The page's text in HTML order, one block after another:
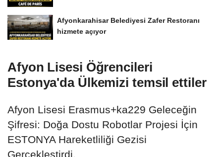
Afyonkarahisar Belediyesi Zafer Restoranı
hizmete açıyor
Afyon Lisesi Öğrencileri
Estonya'da Ülkemizi temsil ettiler
Afyon Lisesi Erasmus+ka229 Geleceğin
Şifresi: Doğa Dostu Robotlar Projesi İçin
ESTONYA Hareketliliği Gezisi
Gerçekleştirdi.